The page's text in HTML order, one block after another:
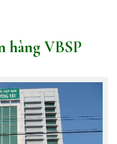
hàng VBSP